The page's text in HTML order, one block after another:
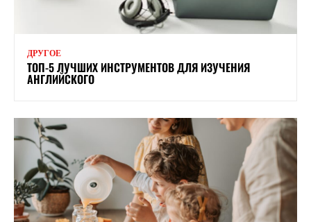
ДРУГОЕ
ТОП-5 ЛУЧШИХ ИНСТРУМЕНТОВ ДЛЯ ИЗУЧЕНИЯ
АНГЛИЙСКОГО